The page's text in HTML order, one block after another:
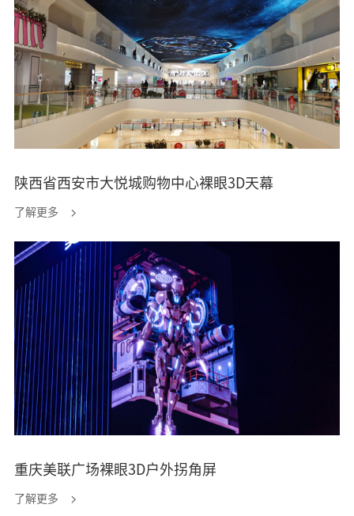
陕西省西安市大悦城购物中心裸眼3D天幕
了解更多
重庆美联广场裸眼3D户外拐角屏
了解更多